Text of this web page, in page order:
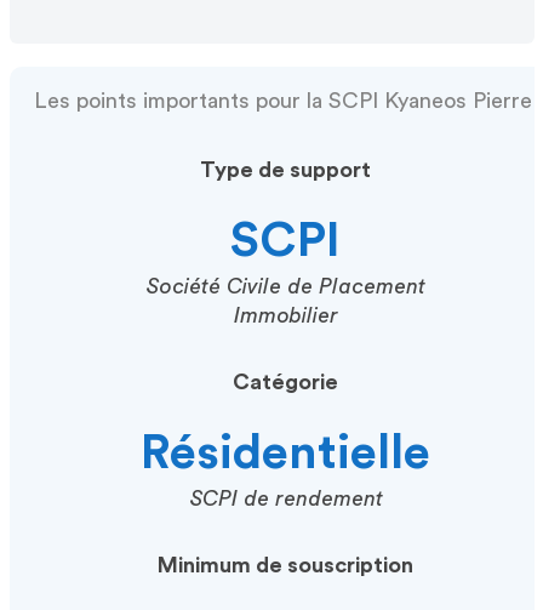
Les points importants pour la SCPI Kyaneos Pierre
Type de support
SCPI
Société Civile de Placement
Immobilier
Catégorie
Résidentielle
SCPI de rendement
Minimum de souscription